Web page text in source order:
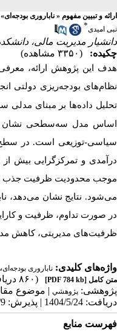
ارائه و تبیین مفهوم « ناباروری
نبی امیدی*
دانشیار مدیریت مالی،
چکیده:
(۳۳۵۰ مشاهده)
هدف این پژوهش ارائه،
نظام‌های بودجه‌ریزی دولتی
تحلیل داده‌ها بر مبنای مدلی
اساس مدل سه‌سطحی نشان داد
سیاسی-توزیعی است. در سطح
درآمدی و تمرکزگرایی بیش
موجب محدودیت ظرفیت جذب و
می‌شود. نتایج نشان می‌دهد،
در صورت تداوم، ظرفیت و
ظرفیت‌های مدیریتی، کاهش
واژه‌های کلیدی: ناباروری بودجه‌ای،
متن کامل [PDF 784 kb]
(۸۶۰ دریافت)
پژوهشی: پژوهشي | موضوع
دریافت: 1404/5/24 | پذیرش: 1404/10/9 | انتشار الکترونیک: 1404/10/17
فهرست منابع